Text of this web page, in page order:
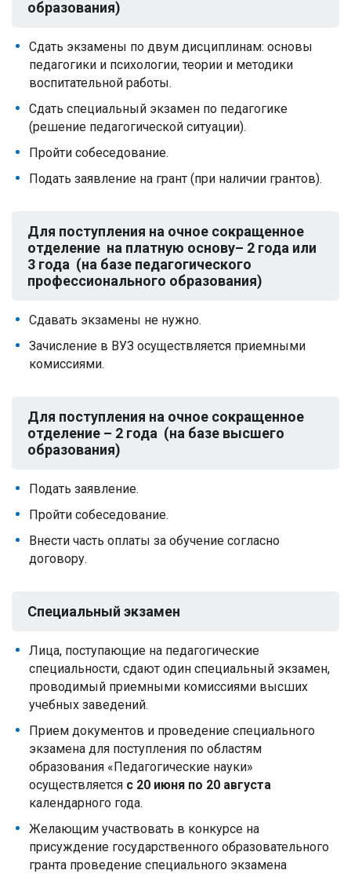
образования)
Сдать экзамены по двум дисциплинам: основы
педагогики и психологии, теории и методики
воспитательной работы.
Сдать специальный экзамен по педагогике
(решение педагогической ситуации).
Пройти собеседование.
Подать заявление на грант (при наличии грантов).
Для поступления на очное сокращенное
отделение на платную основу– 2 года или
3 года (на базе педагогического
профессионального образования)
Сдавать экзамены не нужно.
Зачисление в ВУЗ осуществляется приемными
комиссиями.
Для поступления на очное сокращенное
отделение – 2 года (на базе высшего
образования)
Подать заявление.
Пройти собеседование.
Внести часть оплаты за обучение согласно
договору.
Специальный экзамен
Лица, поступающие на педагогические
специальности, сдают один специальный экзамен,
проводимый приемными комиссиями высших
учебных заведений.
Прием документов и проведение специального
экзамена для поступления по областям
образования «Педагогические науки»
осуществляется с 20 июня по 20 августа
календарного года.
Желающим участвовать в конкурсе на
присуждение государственного образовательного
гранта проведение специального экзамена